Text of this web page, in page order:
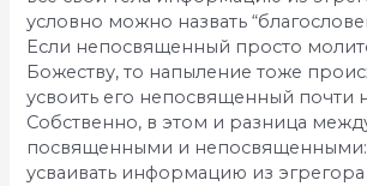
условно можно назвать
Если непосвященный просто
Божеству, то напыление тоже
усвоить его непосвященный почти
Собственно, в этом и разница
посвященными и
усваивать информацию из